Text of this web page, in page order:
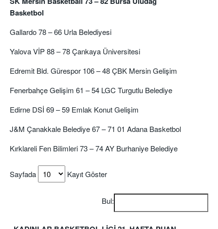
Basketbol
Gallardo 78 – 66 Urla Belediyesi
Yalova VİP 88 – 78 Çankaya Üniversitesi
Edremit Bld. Gürespor 106 – 48 ÇBK Mersin Gelişim
Fenerbahçe Gelişim 61 – 54 LGC Turgutlu Belediye
Edirne DSİ 69 – 59 Emlak Konut Gelişim
J&M Çanakkale Belediye 67 – 71 01 Adana Basketbol
Kırklareli Fen Bilimleri 73 – 74 AY Burhaniye Belediye
Sayfada Kayıt Göster
Bul: